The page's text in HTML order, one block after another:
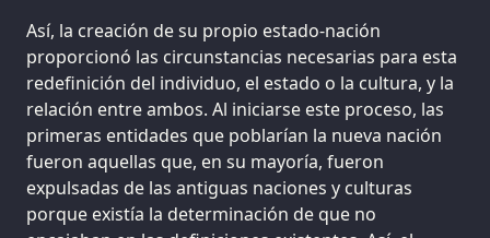
Así, la creación de su propio estado-nación
proporcionó las circunstancias necesarias para esta
redefinición del individuo, el estado o la cultura, y la
relación entre ambos. Al iniciarse este proceso, las
primeras entidades que poblarían la nueva nación
fueron aquellas que, en su mayoría, fueron
expulsadas de las antiguas naciones y culturas
porque existía la determinación de que no